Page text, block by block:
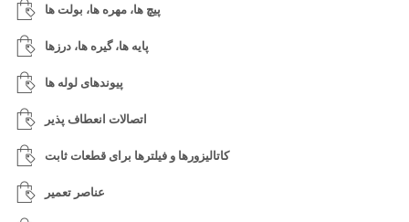
پیچ ها، مهره ها، بولت ها
پایه ها، گیره ها، درزها
پیوندهای لوله ها
اتصالات انعطاف پذیر
کاتالیزورها و فیلترها برای قطعات ثابت
عناصر تعمیر